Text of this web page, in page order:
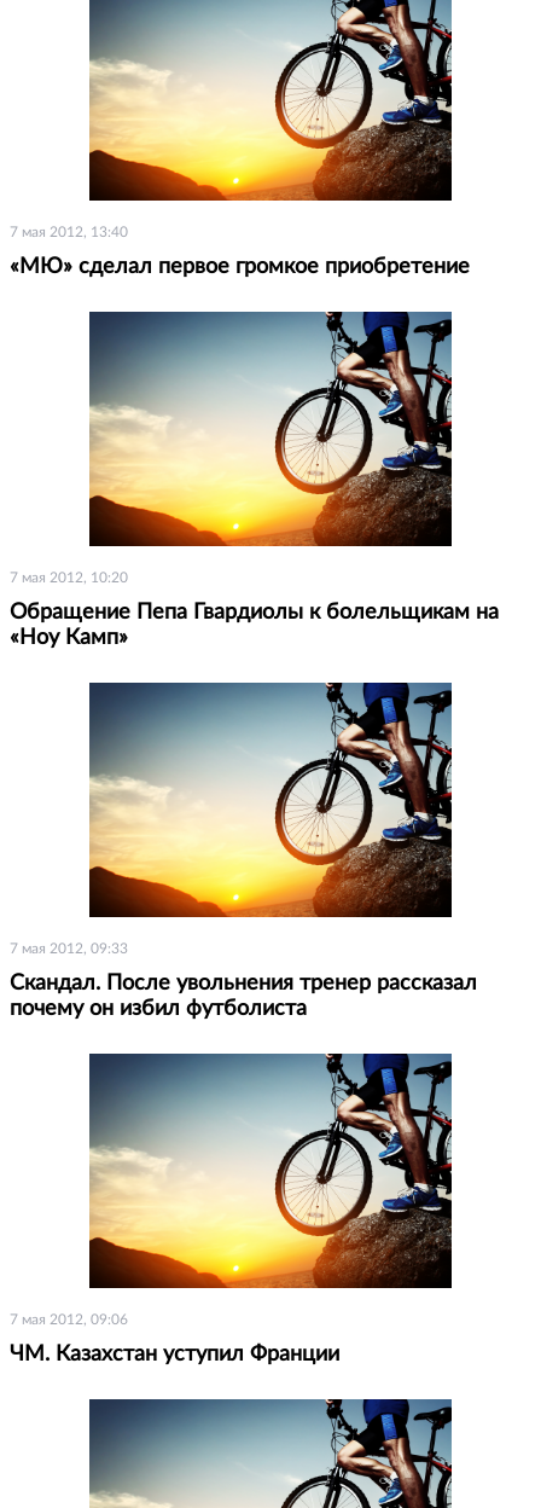
7 мая 2012, 13:40
«МЮ» сделал первое громкое приобретение
7 мая 2012, 10:20
Обращение Пепа Гвардиолы к болельщикам на
«Ноу Камп»
7 мая 2012, 09:33
Скандал. После увольнения тренер рассказал
почему он избил футболиста
7 мая 2012, 09:06
ЧМ. Казахстан уступил Франции